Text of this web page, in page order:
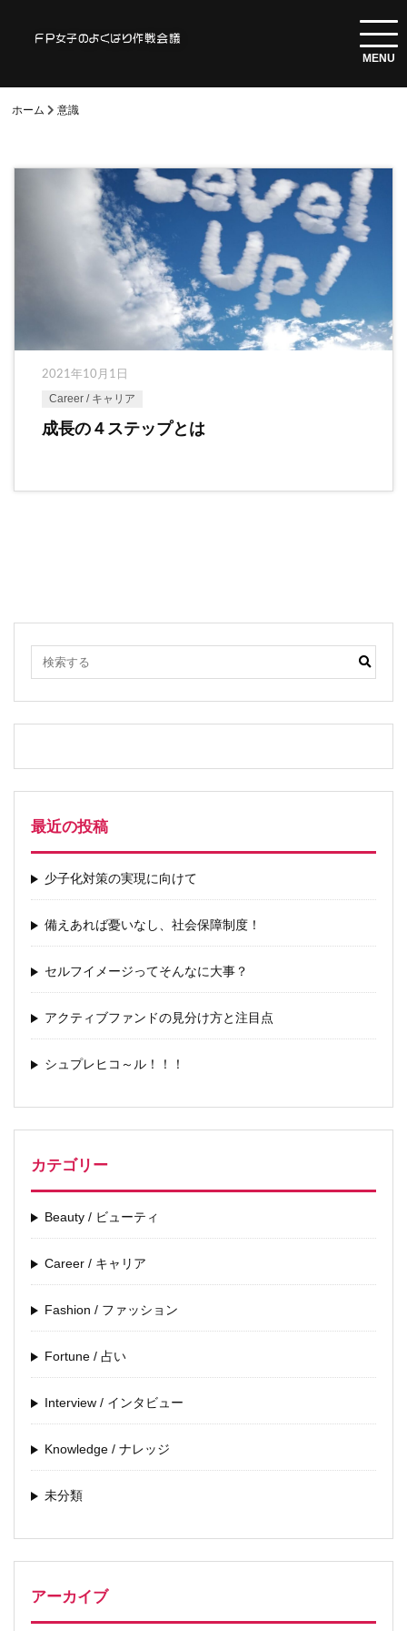
ホーム 意識
2021年10月1日
Career / キャリア
成長の４ステップとは
最近の投稿
少子化対策の実現に向けて
備えあれば憂いなし、社会保障制度！
セルフイメージってそんなに大事？
アクティブファンドの見分け方と注目点
シュプレヒコ～ル！！！
カテゴリー
Beauty / ビューティ
Career / キャリア
Fashion / ファッション
Fortune / 占い
Interview / インタビュー
Knowledge / ナレッジ
未分類
アーカイブ